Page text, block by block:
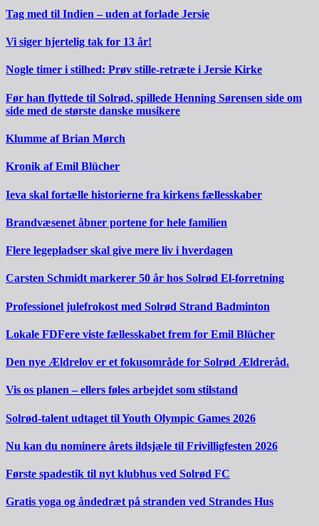
Tag med til Indien – uden at forlade Jersie
Vi siger hjertelig tak for 13 år!
Nogle timer i stilhed: Prøv stille-retræte i Jersie Kirke
Før han flyttede til Solrød, spillede Henning Sørensen side om
side med de største danske musikere
Klumme af Brian Mørch
Kronik af Emil Blücher
Ieva skal fortælle historierne fra kirkens fællesskaber
Brandvæsenet åbner portene for hele familien
Flere legepladser skal give mere liv i hverdagen
Carsten Schmidt markerer 50 år hos Solrød El-forretning
Professionel julefrokost med Solrød Strand Badminton
Lokale FDFere viste fællesskabet frem for Emil Blücher
Den nye Ældrelov er et fokusområde for Solrød Ældreråd.
Vis os planen – ellers føles arbejdet som stilstand
Solrød-talent udtaget til Youth Olympic Games 2026
Nu kan du nominere årets ildsjæle til Frivilligfesten 2026
Første spadestik til nyt klubhus ved Solrød FC
Gratis yoga og åndedræt på stranden ved Strandes Hus